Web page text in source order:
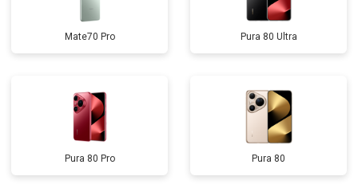
Mate70 Pro Pura 80 Ultra
Pura 80 Pro Pura 80